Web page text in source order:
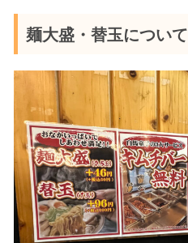
麺大盛・替玉について